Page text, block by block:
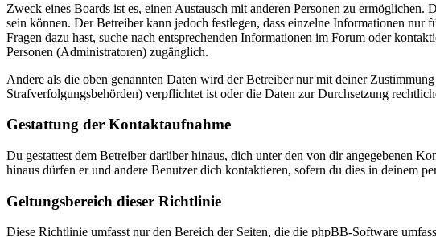
Zweck eines Boards ist es, einen Austausch mit anderen Personen zu
sein können. Der Betreiber kann jedoch festlegen, dass einzelne Informationen
Fragen dazu hast, suche nach entsprechenden Informationen im Forum oder
Personen (Administratoren) zugänglich.
Andere als die oben genannten Daten wird der Betreiber nur mit deiner
Strafverfolgungsbehörden) verpflichtet ist oder die Daten zur Durchsetzung
Gestattung der Kontaktaufnahme
Du gestattest dem Betreiber darüber hinaus, dich unter den von dir angegebenen
hinaus dürfen er und andere Benutzer dich kontaktieren, sofern du dies in deinem
Geltungsbereich dieser Richtlinie
Diese Richtlinie umfasst nur den Bereich der Seiten, die die phpBB-Software